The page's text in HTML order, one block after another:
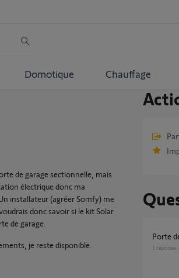
Domotique Chauffage
de garage sectionnelle, mais
électrique donc ma
installateur (agréer Somfy) me
donc savoir si le kit Solar
de garage.
je reste disponible.
Porte
1 réponse